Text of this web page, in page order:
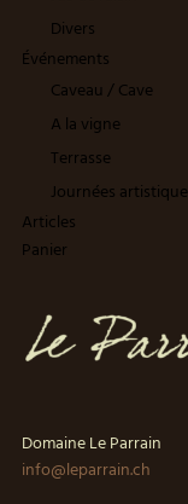
Divers
Événements
Caveau / Cave
A la vigne
Terrasse
Journées artistique
Articles
Panier
Domaine Le Parrain
info@leparrain.ch